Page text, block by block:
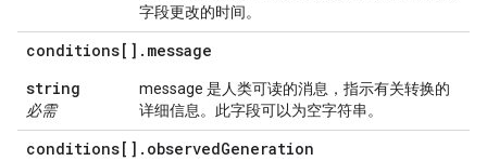
字段更改的时间。
conditions[] . message
string
必需
message 是人类可读的消息，指示有关转换的
详细信息。此字段可以为空字符串。
conditions[] . observedGeneration